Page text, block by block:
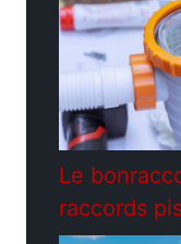
Le
raccords